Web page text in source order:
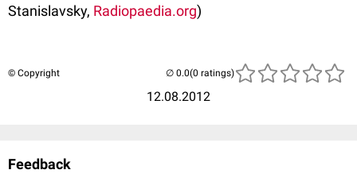
Stanislavsky, Radiopaedia.org)
© Copyright
12.08.2012
(0 ratings)
Feedback